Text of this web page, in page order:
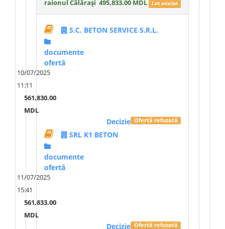
raionul Călărași 495,833.00 MDL Lot anulat
S.C. BETON SERVICE S.R.L.
documente
ofertă
10/07/2025
11:11
561,830.00
MDL
Ofertă refuzată
Decizie
SRL K1 BETON
documente
ofertă
11/07/2025
15:41
561,833.00
MDL
Ofertă refuzată
Decizie